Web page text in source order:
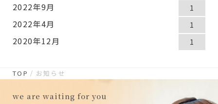
2022年9月 1
2022年4月 1
2020年12月 1
TOP お知らせ
we are waiting for you